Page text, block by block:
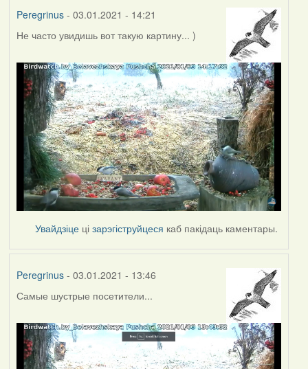
Peregrinus- 03.01.2021 - 14:21
Не часто увидишь вот такую картину... )
Увайдзіце цізарэгіструйцеся каб пакідаць каментары.
Peregrinus- 03.01.2021 - 13:46
Самые шустрые посетители...